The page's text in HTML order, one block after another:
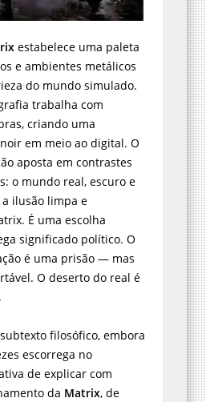
estabelece uma paleta
e ambientes metálicos
do mundo simulado.
trabalha com
criando uma
em meio ao digital. O
aposta em contrastes
o mundo real, escuro e
ilusão limpa e
É uma escolha
significado político. O
é uma prisão — mas
O deserto do real é
filosófico, embora
escorrega no
de explicar com
da Matrix, de